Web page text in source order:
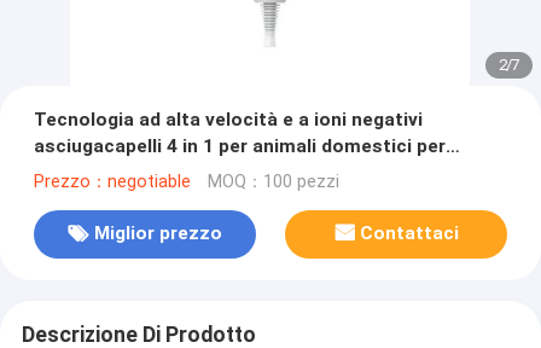
2/7
Tecnologia ad alta velocità e a ioni negativi
asciugacapelli 4 in 1 per animali domestici per
capelli lisci e senza frizz
Prezzo：negotiable MOQ：100 pezzi
Miglior prezzo Contattaci
Descrizione Di Prodotto